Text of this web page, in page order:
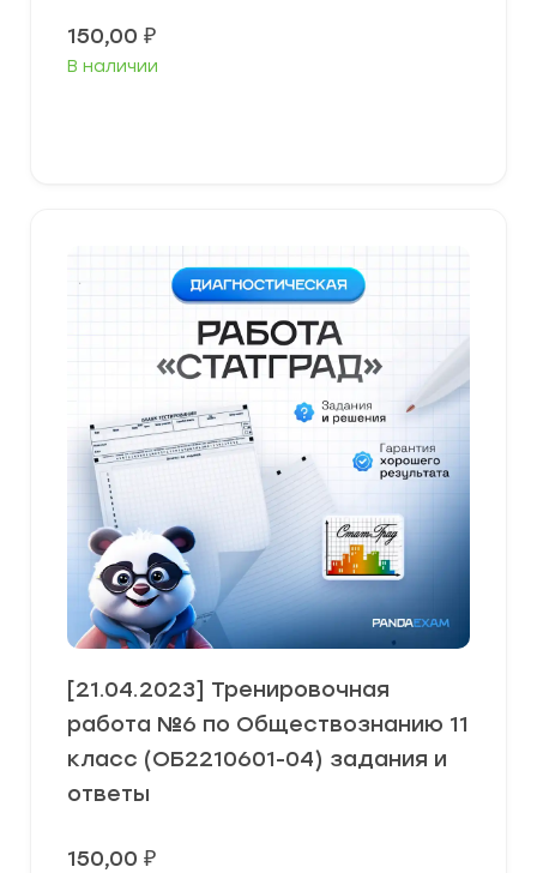
150,00 ₽
В наличии
[21.04.2023] Тренировочная
работа №6 по Обществознанию 11
класс (ОБ2210601-04) задания и
ответы
150,00 ₽